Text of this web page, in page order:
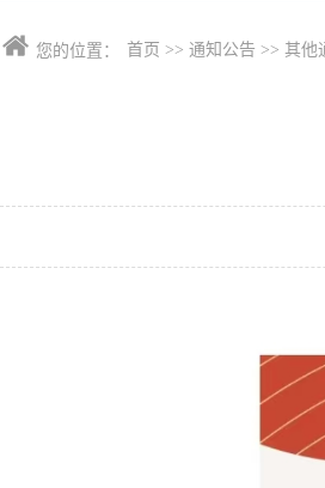
您的位置： 首页 >> 通知公告 >> 其他